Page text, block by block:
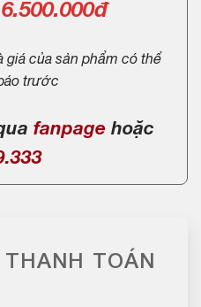
6.500.000đ
giá của sản phẩm có thể
trước
fanpage hoặc
TOÁN